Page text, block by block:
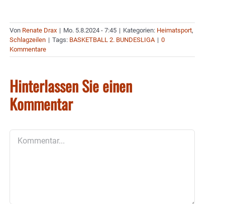
Von Renate Drax | Mo. 5.8.2024 - 7:45 | Kategorien: Heimatsport,
Schlagzeilen | Tags: BASKETBALL 2. BUNDESLIGA | 0
Kommentare
Hinterlassen Sie einen
Kommentar